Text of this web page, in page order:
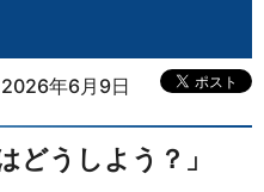
年6月9日
どうしよう？」